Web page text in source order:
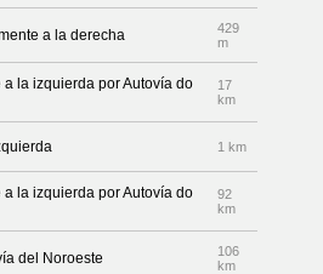
a la derecha
429
m
la izquierda por Autovía do
17
km
1 km
la izquierda por Autovía do
92
km
del Noroeste
106
km